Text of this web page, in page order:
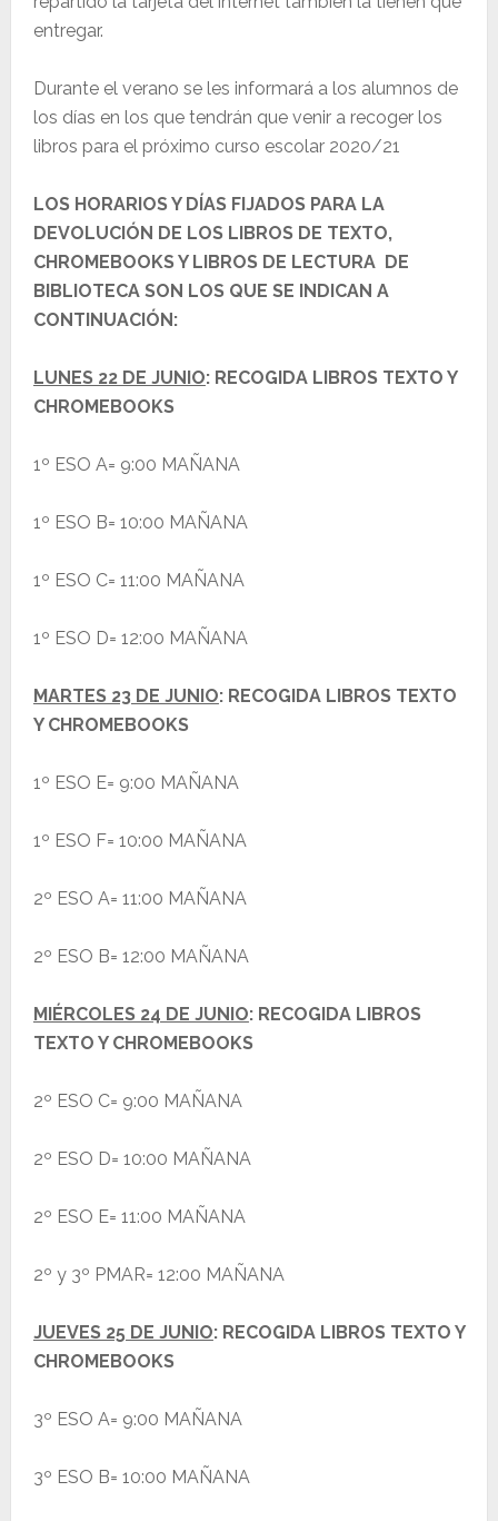
entregar.
Durante el verano se les informará a los alumnos de
los días en los que tendrán que venir a recoger los
libros para el próximo curso escolar 2020/21
LOS HORARIOS Y DÍAS FIJADOS PARA LA
DEVOLUCIÓN DE LOS LIBROS DE TEXTO,
CHROMEBOOKS Y LIBROS DE LECTURA DE
BIBLIOTECA SON LOS QUE SE INDICAN A
CONTINUACIÓN:
LUNES 22 DE JUNIO: RECOGIDA LIBROS TEXTO Y
CHROMEBOOKS
1º ESO A= 9:00 MAÑANA
1º ESO B= 10:00 MAÑANA
1º ESO C= 11:00 MAÑANA
1º ESO D= 12:00 MAÑANA
MARTES 23 DE JUNIO: RECOGIDA LIBROS TEXTO
Y CHROMEBOOKS
1º ESO E= 9:00 MAÑANA
1º ESO F= 10:00 MAÑANA
2º ESO A= 11:00 MAÑANA
2º ESO B= 12:00 MAÑANA
MIÉRCOLES 24 DE JUNIO: RECOGIDA LIBROS
TEXTO Y CHROMEBOOKS
2º ESO C= 9:00 MAÑANA
2º ESO D= 10:00 MAÑANA
2º ESO E= 11:00 MAÑANA
2º y 3º PMAR= 12:00 MAÑANA
JUEVES 25 DE JUNIO: RECOGIDA LIBROS TEXTO Y
CHROMEBOOKS
3º ESO A= 9:00 MAÑANA
3º ESO B= 10:00 MAÑANA